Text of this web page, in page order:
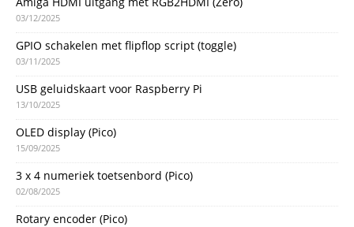
03/12/2025
GPIO schakelen met flipflop script (toggle)
03/11/2025
USB geluidskaart voor Raspberry Pi
13/10/2025
OLED display (Pico)
15/09/2025
3 x 4 numeriek toetsenbord (Pico)
02/08/2025
Rotary encoder (Pico)